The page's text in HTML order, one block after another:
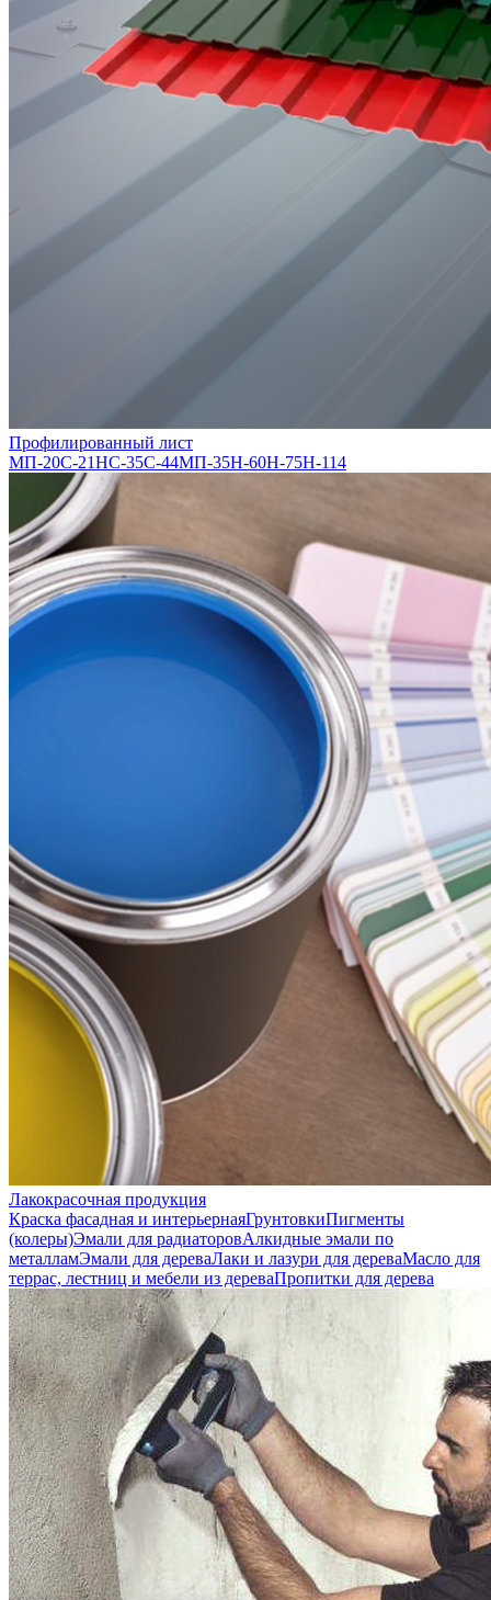
Профилированный лист
МП-20С-21НС-35С-44МП-35Н-60Н-75Н-114
Лакокрасочная продукция
Краска фасадная и интерьернаяГрунтовкиПигменты
(колеры)Эмали для радиаторовАлкидные эмали по
металламЭмали для дереваЛаки и лазури для дереваМасло для
террас, лестниц и мебели из дереваПропитки для дерева